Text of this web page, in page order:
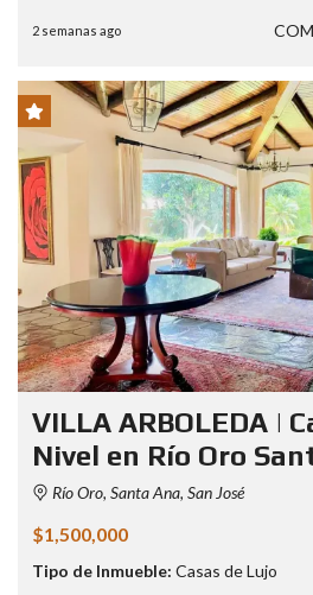
2 semanas ago
VILLA ARBOLEDA |
Nivel en Río Oro
Río Oro, Santa Ana, San José
$1,500,000
Tipo de Inmueble: Casas de Lujo